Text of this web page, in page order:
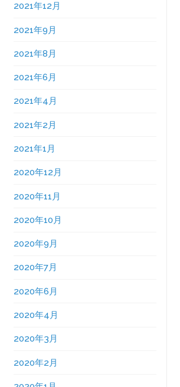
2021年12月
2021年9月
2021年8月
2021年6月
2021年4月
2021年2月
2021年1月
2020年12月
2020年11月
2020年10月
2020年9月
2020年7月
2020年6月
2020年4月
2020年3月
2020年2月